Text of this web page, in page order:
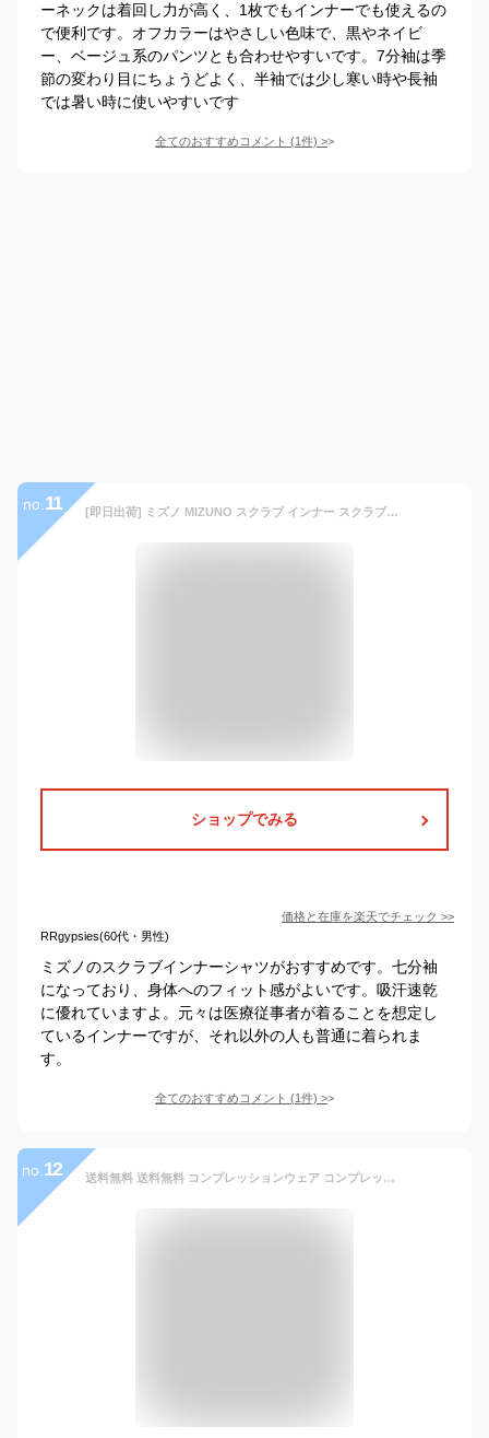
ーネックは着回し力が高く、1枚でもインナーでも使えるの
で便利です。オフカラーはやさしい色味で、黒やネイビ
ー、ベージュ系のパンツとも合わせやすいです。7分袖は季
節の変わり目にちょうどよく、半袖では少し寒い時や長袖
では暑い時に使いやすいです
全てのおすすめコメント (1件) >
no. 11 [即日出荷] ミズノ MIZUNO スクラブ インナー スクラブインナーシャツ メンズ アンダーウェア インナーウェア 七分袖 ストレッチ 吸汗 速乾 医療 看護師 介護士 春夏 秋冬 ホワイト 白 ネイビー ブラック 黒 S M L 大きいサイズ チトセ [ネコポス] ct-mz0135
ショップでみる
価格と在庫を楽天でチェック >>
RRgypsies(60代・男性)
ミズノのスクラブインナーシャツがおすすめです。七分袖
になっており、身体へのフィット感がよいです。吸汗速乾
に優れていますよ。元々は医療従事者が着ることを想定し
ているインナーですが、それ以外の人も普通に着られま
す。
全てのおすすめコメント (1件) >
no. 12 送料無料 送料無料 コンプレッションウェア コンプレッション ウェア スポーツ用インナー アンダーウェア メンズインナー メンズ インナー 7分袖 Tシャツ 丸首 Uネック Vネック ハイネック トップス スポーツ 保温 速乾性 速干性 トレーニング ジム 筋トレ フィットネス 男性